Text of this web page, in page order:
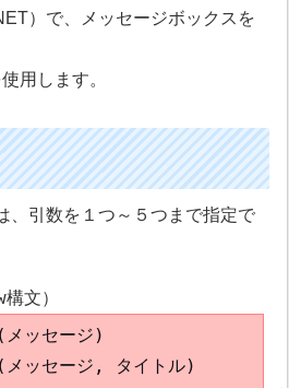
）で、メッセージボックスを
用します。
、引数を１つ～５つまで指定で
文）
ッセージ)
ッセージ, タイトル)